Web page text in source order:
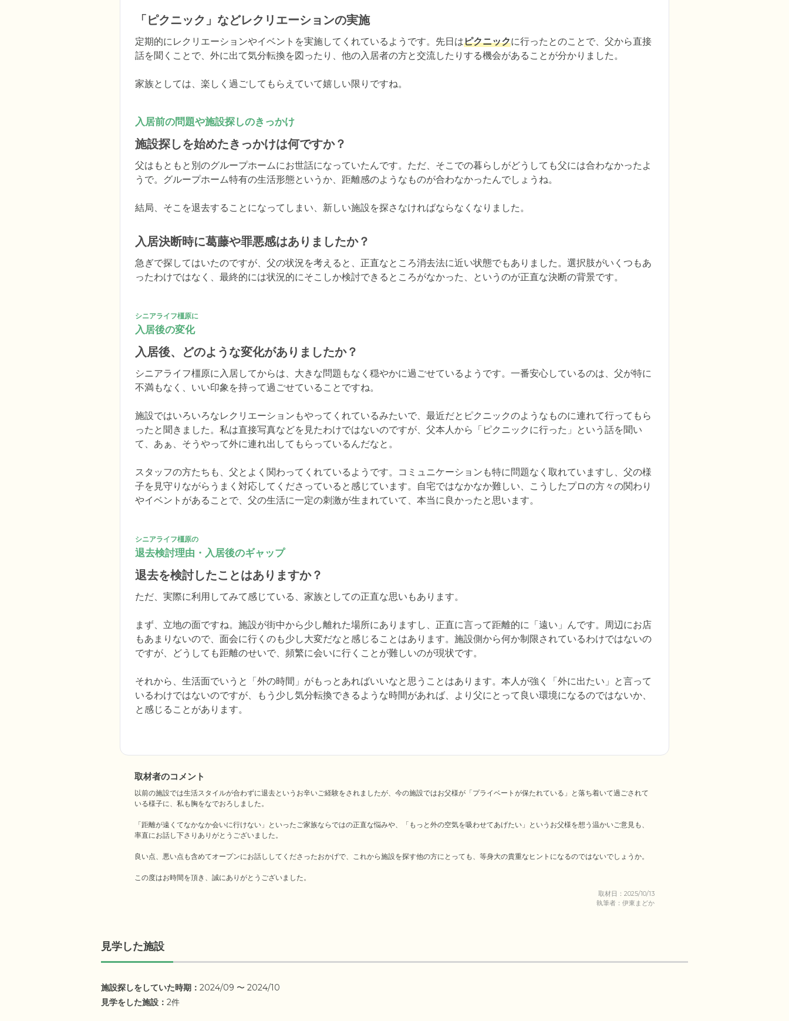
「ピクニック」などレクリエーションの実施
定期的にレクリエーションやイベントを実施してくれているようです。先日はピクニックに行ったとのことで、父から直接
話を聞くことで、外に出て気分転換を図ったり、他の入居者の方と交流したりする機会があることが分かりました。
家族としては、楽しく過ごしてもらえていて嬉しい限りですね。
入居前の問題や施設探しのきっかけ
施設探しを始めたきっかけは何ですか？
父はもともと別のグループホームにお世話になっていたんです。ただ、そこでの暮らしがどうしても父には合わなかったよ
うで。グループホーム特有の生活形態というか、距離感のようなものが合わなかったんでしょうね。
結局、そこを退去することになってしまい、新しい施設を探さなければならなくなりました。
入居決断時に葛藤や罪悪感はありましたか？
急ぎで探してはいたのですが、父の状況を考えると、正直なところ消去法に近い状態でもありました。選択肢がいくつもあ
ったわけではなく、最終的には状況的にそこしか検討できるところがなかった、というのが正直な決断の背景です。
シニアライフ橿原に
入居後の変化
入居後、どのような変化がありましたか？
シニアライフ橿原に入居してからは、大きな問題もなく穏やかに過ごせているようです。一番安心しているのは、父が特に
不満もなく、いい印象を持って過ごせていることですね。
施設ではいろいろなレクリエーションもやってくれているみたいで、最近だとピクニックのようなものに連れて行ってもら
ったと聞きました。私は直接写真などを見たわけではないのですが、父本人から「ピクニックに行った」という話を聞い
て、あぁ、そうやって外に連れ出してもらっているんだなと。
スタッフの方たちも、父とよく関わってくれているようです。コミュニケーションも特に問題なく取れていますし、父の様
子を見守りながらうまく対応してくださっていると感じています。自宅ではなかなか難しい、こうしたプロの方々の関わり
やイベントがあることで、父の生活に一定の刺激が生まれていて、本当に良かったと思います。
シニアライフ橿原の
退去検討理由・入居後のギャップ
退去を検討したことはありますか？
ただ、実際に利用してみて感じている、家族としての正直な思いもあります。
まず、立地の面ですね。施設が街中から少し離れた場所にありますし、正直に言って距離的に「遠い」んです。周辺にお店
もあまりないので、面会に行くのも少し大変だなと感じることはあります。施設側から何か制限されているわけではないの
ですが、どうしても距離のせいで、頻繁に会いに行くことが難しいのが現状です。
それから、生活面でいうと「外の時間」がもっとあればいいなと思うことはあります。本人が強く「外に出たい」と言って
いるわけではないのですが、もう少し気分転換できるような時間があれば、より父にとって良い環境になるのではないか、
と感じることがあります。
取材者のコメント
以前の施設では生活スタイルが合わずに退去というお辛いご経験をされましたが、今の施設ではお父様が「プライベートが保たれている」と落ち着いて過ごされて
いる様子に、私も胸をなでおろしました。
「距離が遠くてなかなか会いに行けない」といったご家族ならではの正直な悩みや、「もっと外の空気を吸わせてあげたい」というお父様を想う温かいご意見も、
率直にお話し下さりありがとうございました。
良い点、悪い点も含めてオープンにお話ししてくださったおかげで、これから施設を探す他の方にとっても、等身大の貴重なヒントになるのではないでしょうか。
この度はお時間を頂き、誠にありがとうございました。
取材日：2025/10/13
執筆者：伊東まどか
見学した施設
施設探しをしていた時期： 2024/09 〜 2024/10
見学をした施設： 2件